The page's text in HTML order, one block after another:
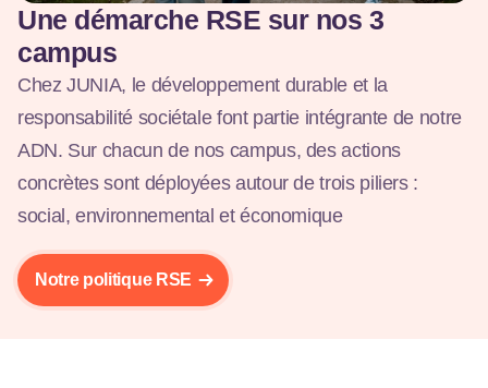
Une démarche RSE sur nos 3
campus
Chez JUNIA, le développement durable et la
responsabilité sociétale font partie intégrante de notre
ADN. Sur chacun de nos campus, des actions
concrètes sont déployées autour de trois piliers :
social, environnemental et économique
Notre politique RSE